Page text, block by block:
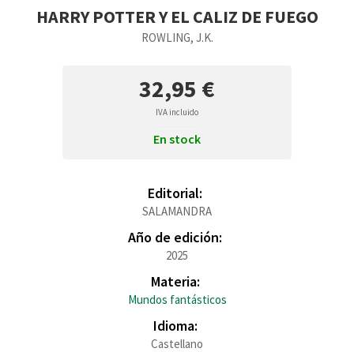
HARRY POTTER Y EL CALIZ DE FUEGO
ROWLING, J.K.
32,95 €
IVA incluido
En stock
Editorial:
SALAMANDRA
Año de edición:
2025
Materia:
Mundos fantásticos
Idioma:
Castellano